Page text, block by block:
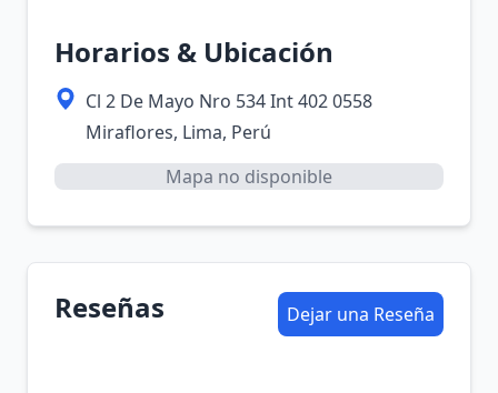
Horarios & Ubicación
Cl 2 De Mayo Nro 534 Int 402 0558
Miraflores, Lima, Perú
Mapa no disponible
Reseñas Dejar una Reseña